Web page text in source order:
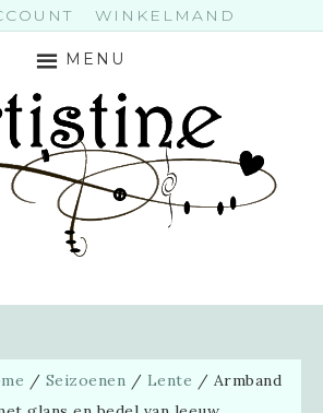
WINKELMAND
MENU
/ Seizoenen / Lente / Armband